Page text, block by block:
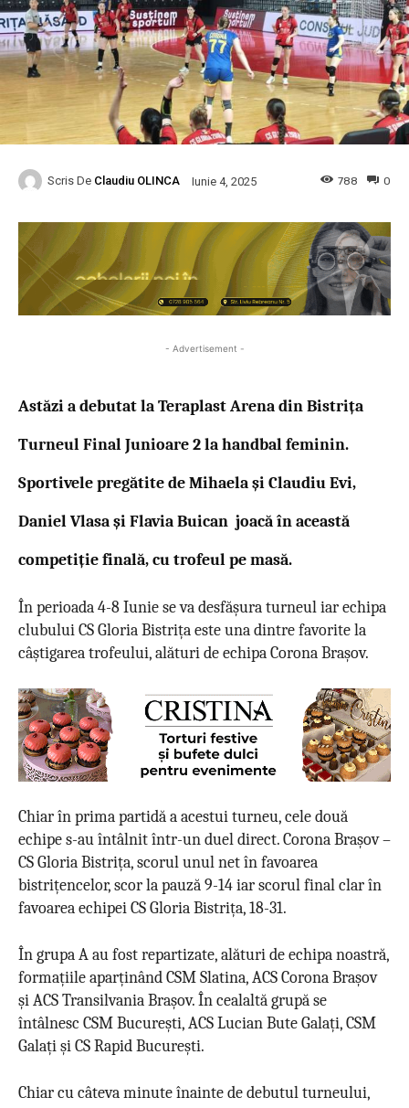
Scris De Claudiu OLINCA Iunie 4, 2025 0
788
- Advertisement -
Astăzi a debutat la Teraplast Arena din Bistrița
Turneul Final Junioare 2 la handbal feminin.
Sportivele pregătite de Mihaela și Claudiu Evi,
Daniel Vlasa și Flavia Buican joacă în această
competiție finală, cu trofeul pe masă.
În perioada 4-8 Iunie se va desfășura turneul iar echipa
clubului CS Gloria Bistrița este una dintre favorite la
câștigarea trofeului, alături de echipa Corona Brașov.
Chiar în prima partidă a acestui turneu, cele două
echipe s-au întâlnit într-un duel direct. Corona Brașov –
CS Gloria Bistrița, scorul unul net în favoarea
bistrițencelor, scor la pauză 9-14 iar scorul final clar în
favoarea echipei CS Gloria Bistrița, 18-31.
În grupa A au fost repartizate, alături de echipa noastră,
formațiile aparținând CSM Slatina, ACS Corona Brașov
și ACS Transilvania Brașov. În cealaltă grupă se
întâlnesc CSM București, ACS Lucian Bute Galați, CSM
Galați și CS Rapid București.
Chiar cu câteva minute înainte de debutul turneului,